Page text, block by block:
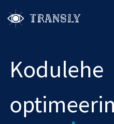
Kodulehe